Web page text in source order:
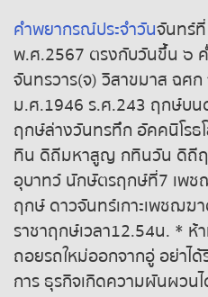
ถ่ายทอดสดหวยกัมพูชา GD
หวยหุ้นสด
หวยหุ้นไทย เย็น
หวยหุ้นเกาหลี
หวยหุ้นนิเคอิ เช้า
หวยหุ้นนิเคอิ บ่าย
คำพยากรณ์ประจำวันจันทร์
พ.ศ.2567 ตรงกับวันขึ้น ๖ ค่
จันทรวาร(จ) วิสาขมาส ฉศ
ม.ศ.1946 ร.ศ.243 ฤกษ์บน
ฤกษ์ล่างวันทรทึก อัคคนิโรธ
ทิน ดิถีมหาสูญ กทินวัน ดิถีฤ
อุบาทว์ นักษัตรฤกษ์ที่7 เพ
ฤกษ์ ดาวจันทร์เกาะเพชฌฆา
ราชาฤกษ์เวลา12.54น. * ห้
ถอยรถใหม่ออกจากอู่ อย่าได้
การ ธุรกิจเกิดความผันผวน